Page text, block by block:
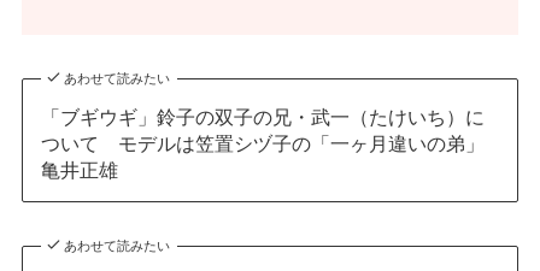
あわせて読みたい
「ブギウギ」鈴子の双子の兄・武一（たけいち）に
ついて モデルは笠置シヅ子の「一ヶ月違いの弟」
亀井正雄
あわせて読みたい